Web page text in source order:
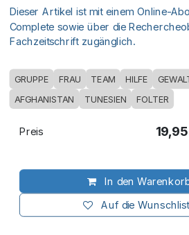
Dieser Artikel ist mit einem Online-
Complete sowie über die
Fachzeitschrift zugänglich.
GRUPPE FRAU TEAM HILFE
AFGHANISTAN TUNESIEN FOLTER
In den
Auf die
Preis 19,95